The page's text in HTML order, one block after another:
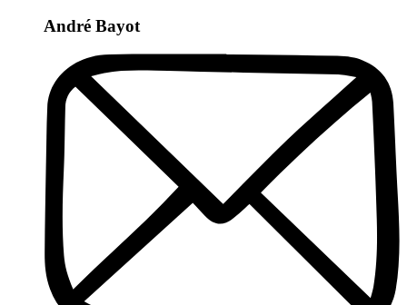
André Bayot